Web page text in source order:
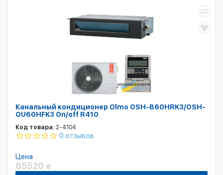
Канальный кондиционер Olmo OSH-B60HRK3/OSH-
OU60HFK3 On/off R410
Код товара: 2-4104
0 отзывов
Цена
65520 ₴